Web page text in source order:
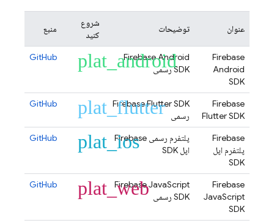
عنوان توضیحات
شروع
کنید
منبع
Firebase
Android
SDK
Firebase Android
SDK رسمیplat_android
GitHub
Firebase
Flutter SDK
Firebase Flutter SDK
رسمی plat_flutter
GitHub
Firebase
پلتفرم اپل
SDK
پلتفرم رسمی Firebase
اپل SDK
plat_ios
GitHub
Firebase
JavaScript
SDK
Firebase JavaScript
SDK رسمی
plat_web
GitHub